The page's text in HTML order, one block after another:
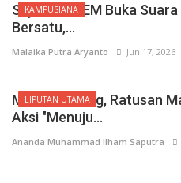
KAMPUSIANA
Sejumlah BEM Buka
Bersatu,...
Malaika Putra Aryanto Jun 17, 2026
LIPUTAN UTAMA
Meski Diadang, Ratusan
Aksi "Menuju...
Ananda Muhammad Ilham Saputra